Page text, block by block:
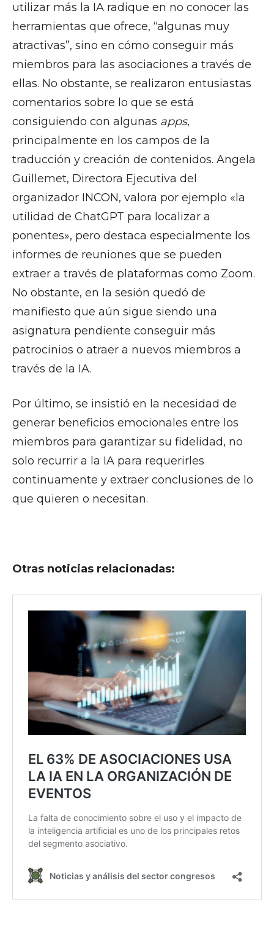
utilizar más la IA radique en no conocer las
herramientas que ofrece, “algunas muy
atractivas”, sino en cómo conseguir más
miembros para las asociaciones a través de
ellas. No obstante, se realizaron entusiastas
comentarios sobre lo que se está
consiguiendo con algunas apps,
principalmente en los campos de la
traducción y creación de contenidos. Angela
Guillemet, Directora Ejecutiva del
organizador INCON, valora por ejemplo «la
utilidad de ChatGPT para localizar a
ponentes», pero destaca especialmente los
informes de reuniones que se pueden
extraer a través de plataformas como Zoom.
No obstante, en la sesión quedó de
manifiesto que aún sigue siendo una
asignatura pendiente conseguir más
patrocinios o atraer a nuevos miembros a
través de la IA.
Por último, se insistió en la necesidad de
generar beneficios emocionales entre los
miembros para garantizar su fidelidad, no
solo recurrir a la IA para requerirles
continuamente y extraer conclusiones de lo
que quieren o necesitan.
Otras noticias relacionadas: